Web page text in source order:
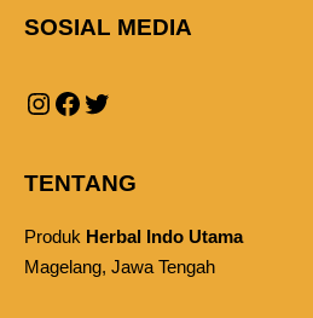
SOSIAL MEDIA
TENTANG
Produk Herbal Indo Utama
Magelang, Jawa Tengah